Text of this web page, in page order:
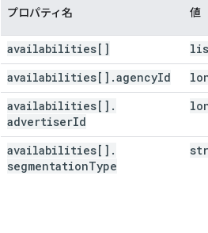
プロパティ名 値
availabilities[]
availabilities[] .agencyId
availabilities[] .
advertiserId
availabilities[] .
segmentationType